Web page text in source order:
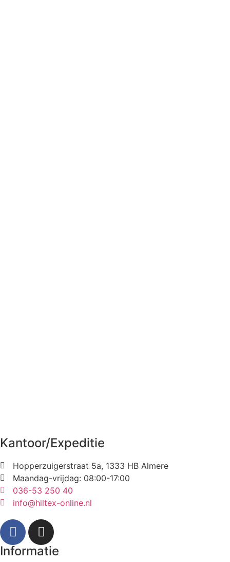
Kantoor/Expeditie
Hopperzuigerstraat 5a, 1333 HB Almere
Maandag-vrijdag: 08:00-17:00
036-53 250 40
info@hiltex-online.nl
Informatie